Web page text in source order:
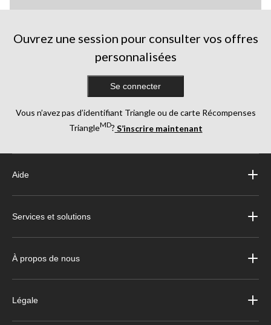
Ouvrez une session pour consulter vos offres
personnalisées
Se connecter
Vous n’avez pas d’identifiant Triangle ou de carte Récompenses
TriangleMD? S’inscrire maintenant
Aide
Services et solutions
À propos de nous
Légale